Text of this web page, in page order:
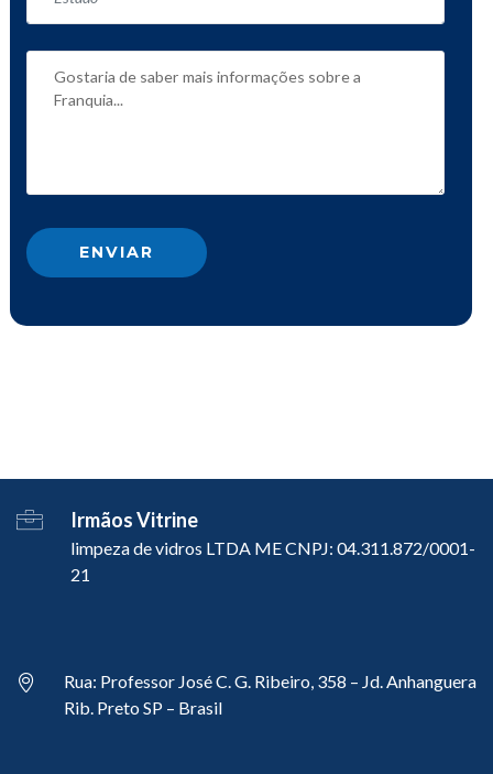
Irmãos Vitrine
limpeza de vidros LTDA ME CNPJ: 04.311.872/0001-
21
Rua: Professor José C. G. Ribeiro, 358 – Jd. Anhanguera
Rib. Preto SP – Brasil